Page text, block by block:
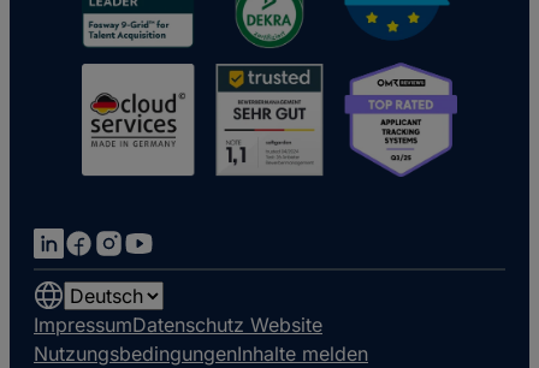
Choose
a
language
ImpressumDatenschutz Website
NutzungsbedingungenInhalte melden